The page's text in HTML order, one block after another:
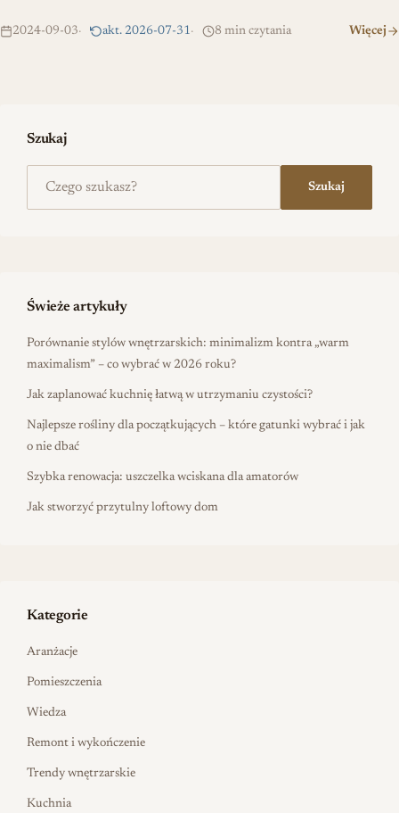
2024-09-03 akt. 2026-07-31 8 min czytania Więcej
Szukaj
Szukaj
Świeże artykuły
Porównanie stylów wnętrzarskich: minimalizm kontra „warm
maximalism” – co wybrać w 2026 roku?
Jak zaplanować kuchnię łatwą w utrzymaniu czystości?
Najlepsze rośliny dla początkujących – które gatunki wybrać i jak
o nie dbać
Szybka renowacja: uszczelka wciskana dla amatorów
Jak stworzyć przytulny loftowy dom
Kategorie
Aranżacje
Pomieszczenia
Wiedza
Remont i wykończenie
Trendy wnętrzarskie
Kuchnia